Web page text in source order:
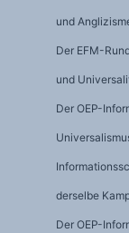
und
Der EFM-
und
Der OEP-
derselbe
Der OEP-